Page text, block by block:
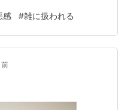
入れてしまうのです な
にしているのです 人に相
言われるでしょう その
のでしょう 私の中に
る」 そんな損得勘定に 縛
感 #雑に扱われる